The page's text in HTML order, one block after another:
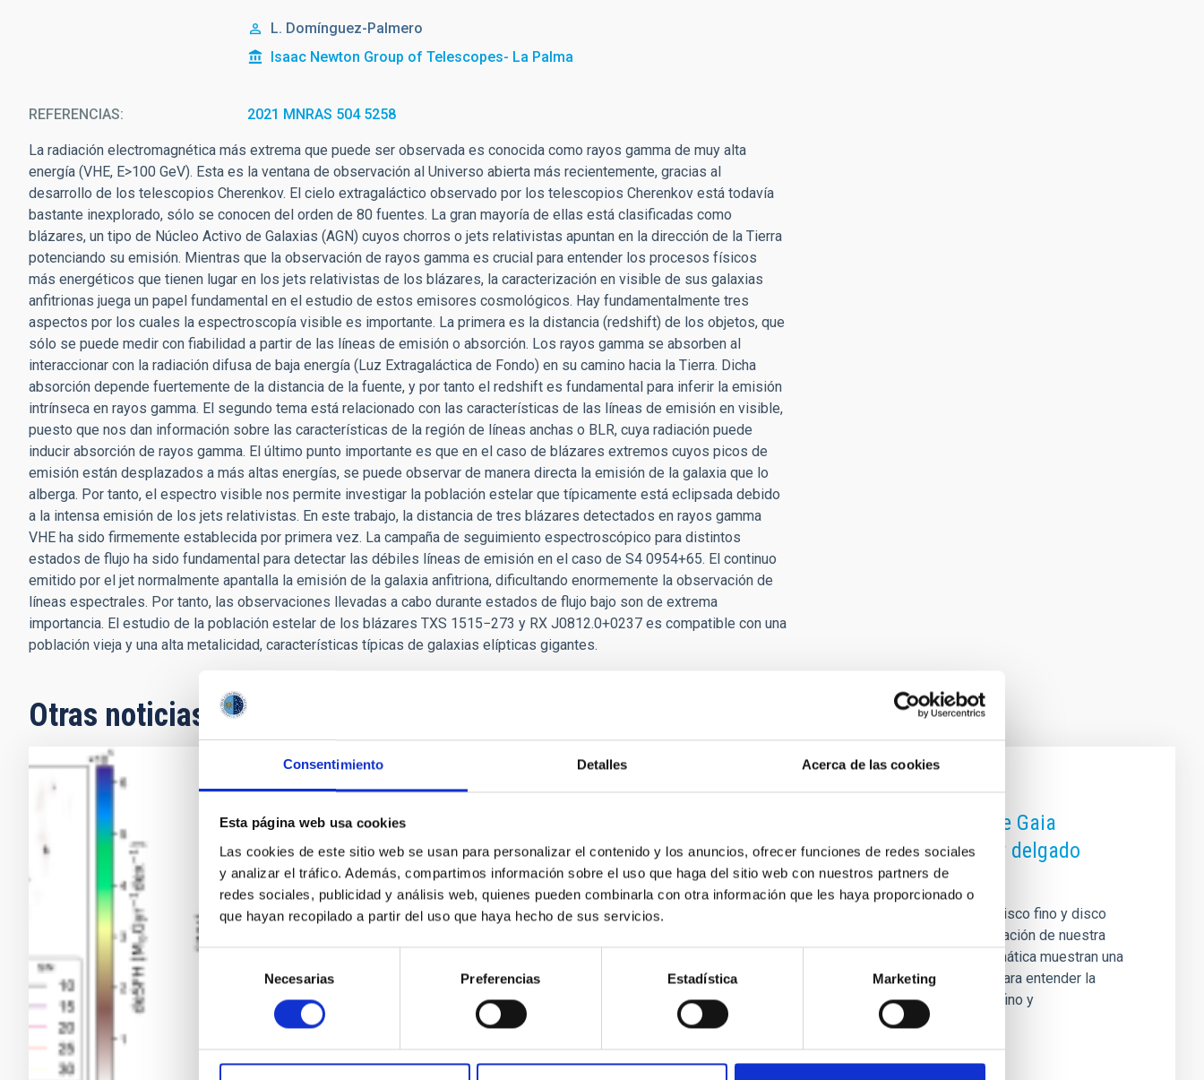
Consentimiento Detalles Acerca de las cookies
Esta página web usa cookies
Las cookies de este sitio web se usan para personalizar el contenido y los anuncios, ofrecer funciones de redes sociales
y analizar el tráfico. Además, compartimos información sobre el uso que haga del sitio web con nuestros partners de
redes sociales, publicidad y análisis web, quienes pueden combinarla con otra información que les haya proporcionado o
que hayan recopilado a partir del uso que haya hecho de sus servicios.
consentimiento
Necesarias Preferencias Estadística Marketing
L. Domínguez-Palmero
Isaac Newton Group of Telescopes- La Palma
REFERENCIAS 2021 MNRAS 504 5258
La radiación electromagnética más extrema que puede ser observada es conocida como rayos gamma de muy alta
energía (VHE, E>100 GeV). Esta es la ventana de observación al Universo abierta más recientemente, gracias al
desarrollo de los telescopios Cherenkov. El cielo extragaláctico observado por los telescopios Cherenkov está todavía
bastante inexplorado, sólo se conocen del orden de 80 fuentes. La gran mayoría de ellas está clasificadas como
blázares, un tipo de Núcleo Activo de Galaxias (AGN) cuyos chorros o jets relativistas apuntan en la dirección de la Tierra
potenciando su emisión. Mientras que la observación de rayos gamma es crucial para entender los procesos físicos
más energéticos que tienen lugar en los jets relativistas de los blázares, la caracterización en visible de sus galaxias
anfitrionas juega un papel fundamental en el estudio de estos emisores cosmológicos. Hay fundamentalmente tres
aspectos por los cuales la espectroscopía visible es importante. La primera es la distancia (redshift) de los objetos, que
sólo se puede medir con fiabilidad a partir de las líneas de emisión o absorción. Los rayos gamma se absorben al
interaccionar con la radiación difusa de baja energía (Luz Extragaláctica de Fondo) en su camino hacia la Tierra. Dicha
absorción depende fuertemente de la distancia de la fuente, y por tanto el redshift es fundamental para inferir la emisión
intrínseca en rayos gamma. El segundo tema está relacionado con las características de las líneas de emisión en visible,
puesto que nos dan información sobre las características de la región de líneas anchas o BLR, cuya radiación puede
inducir absorción de rayos gamma. El último punto importante es que en el caso de blázares extremos cuyos picos de
emisión están desplazados a más altas energías, se puede observar de manera directa la emisión de la galaxia que lo
alberga. Por tanto, el espectro visible nos permite investigar la población estelar que típicamente está eclipsada debido
a la intensa emisión de los jets relativistas. En este trabajo, la distancia de tres blázares detectados en rayos gamma
VHE ha sido firmemente establecida por primera vez. La campaña de seguimiento espectroscópico para distintos
estados de flujo ha sido fundamental para detectar las débiles líneas de emisión en el caso de S4 0954+65. El continuo
emitido por el jet normalmente apantalla la emisión de la galaxia anfitriona, dificultando enormemente la observación de
líneas espectrales. Por tanto, las observaciones llevadas a cabo durante estados de flujo bajo son de extrema
importancia. El estudio de la población estelar de los blázares TXS 1515−273 y RX J0812.0+0237 es compatible con una
población vieja y una alta metalicidad, características típicas de galaxias elípticas gigantes.
Otras noticias relacionadas
RESULTADO DE INVESTIGACIÓN
Cronología de nuestra Galaxia con ajuste de diagramas color-magnitude de Gaia
(ChronoGal): II. Desvelando la formación y evolución de los discos grueso y delgado
seleccionados cinemáticamente
La investigación sobre la formación, el origen y la evolución de la dicotomía entre los componentes de disco fino y disco
grueso de la Vía Láctea ha sido un importante tema de estudio, ya que es clave para comprender la formación de nuestra
Galaxia. Sin embargo no es tarea fácil, ya que las poblaciones definidas a partir de su morfología o cinemática muestran una
mezcla de poblaciones químicamente distintas. La edad se convierte así en un parámetro fundamental para entender la
evolución del disco. Nuestro objetivo es derivar las distribuciones de edad y metalicidad de los discos fino y